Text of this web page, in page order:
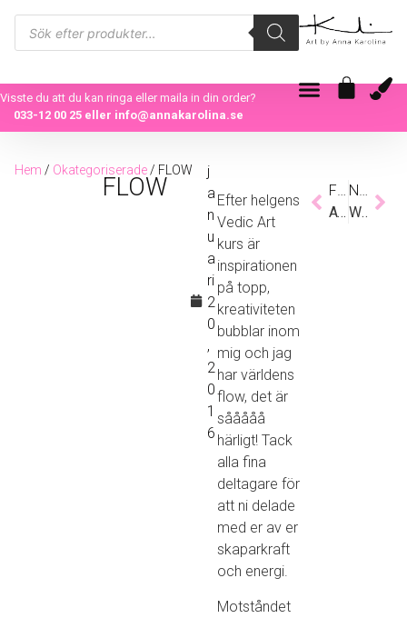
Visste du att du kan ringa eller maila in din order?
033-12 00 25eller info@annakarolina.se
Hem / Okategoriserade/ FLOW
FLOW
j
a
n
u
a
ri
2
0
,
2
0
1
6
Efter helgens
Vedic Art
kurs är
inspirationen
på topp,
kreativiteten
bubblar inom
mig och jag
har världens
flow, det är
sååååå
härligt! Tack
alla fina
deltagare för
att ni delade
med er av er
skaparkraft
och energi.
Motståndet
Föregående
ATT INTE VETA
Nästa
WITH ALL HIS BEAUTY